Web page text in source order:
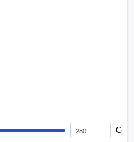
G